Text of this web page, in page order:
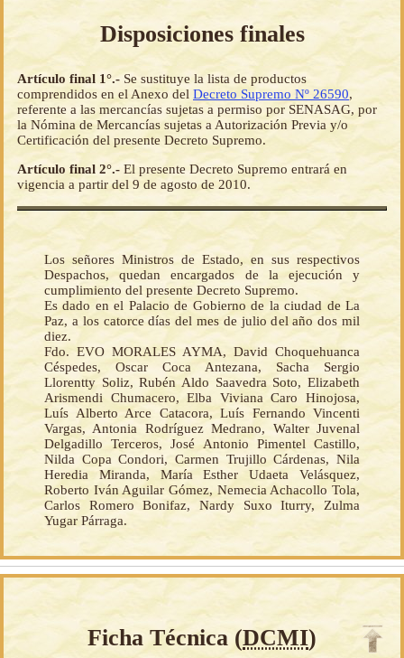
Disposiciones finales
Artículo final 1°.- Se sustituye la lista de productos
comprendidos en el Anexo del Decreto Supremo Nº 26590,
referente a las mercancías sujetas a permiso por SENASAG, por
la Nómina de Mercancías sujetas a Autorización Previa y/o
Certificación del presente Decreto Supremo.
Artículo final 2°.- El presente Decreto Supremo entrará en
vigencia a partir del 9 de agosto de 2010.
Los señores Ministros de Estado, en sus respectivos
Despachos, quedan encargados de la ejecución y
cumplimiento del presente Decreto Supremo.
Es dado en el Palacio de Gobierno de la ciudad de La
Paz, a los catorce días del mes de julio del año dos mil
diez.
Fdo. EVO MORALES AYMA, David Choquehuanca
Céspedes, Oscar Coca Antezana, Sacha Sergio
Llorentty Soliz, Rubén Aldo Saavedra Soto, Elizabeth
Arismendi Chumacero, Elba Viviana Caro Hinojosa,
Luís Alberto Arce Catacora, Luís Fernando Vincenti
Vargas, Antonia Rodríguez Medrano, Walter Juvenal
Delgadillo Terceros, José Antonio Pimentel Castillo,
Nilda Copa Condori, Carmen Trujillo Cárdenas, Nila
Heredia Miranda, María Esther Udaeta Velásquez,
Roberto Iván Aguilar Gómez, Nemecia Achacollo Tola,
Carlos Romero Bonifaz, Nardy Suxo Iturry, Zulma
Yugar Párraga.
Ficha Técnica (DCMI)